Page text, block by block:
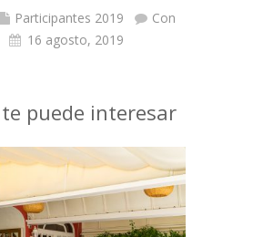
Participantes 2019
Con
16 agosto, 2019
puede interesar